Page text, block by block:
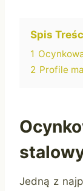
Spis
1
2 Profile
Jedną z